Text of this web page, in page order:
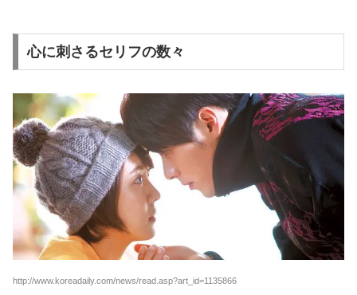
心に刺さるセリフの数々
http://www.koreadaily.com/news/read.asp?art_id=1135866